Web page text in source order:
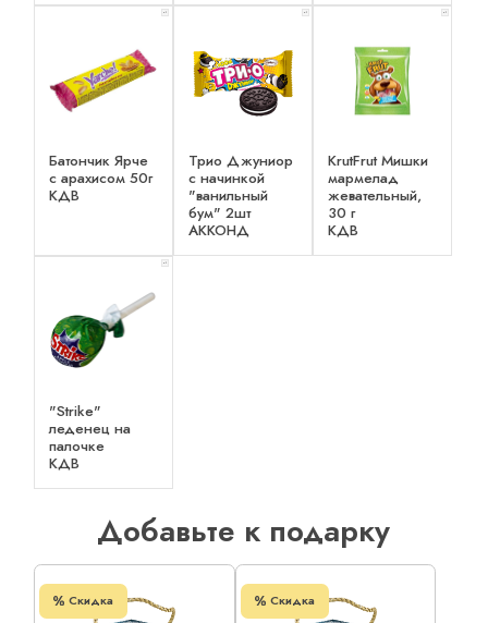
x 1
Батончик Ярче
с арахисом 50г
КДВ
x 1
Трио Джуниор
с начинкой
"ванильный
бум" 2шт
АККОНД
x 1
KrutFrut Мишки
мармелад
жевательный,
30 г
КДВ
x 1
"Strike"
леденец на
палочке
КДВ
Добавьте к подарку
Скидка Скидка